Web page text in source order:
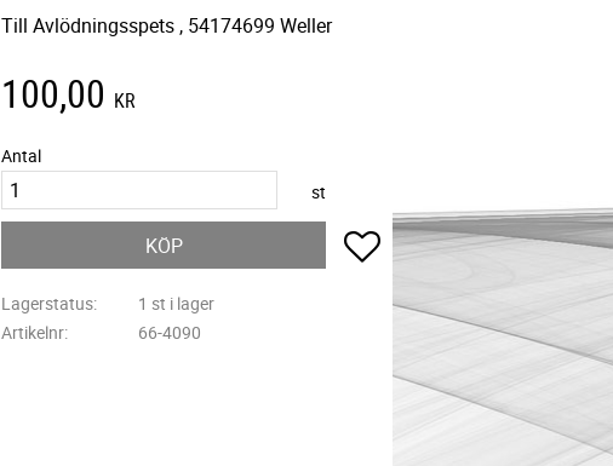
Till Avlödningsspets , 54174699 Weller
100,00 KR
Antal
st
KÖP Lägg till i favoriter
Lagerstatus
1 st i lager
Artikelnr
66-4090